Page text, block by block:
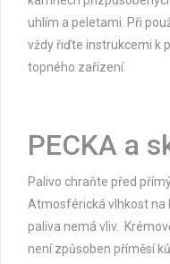
uhlím a peletami. Při
vždy řiďte instrukcemi k
topného zařízení.
PECKA a
Palivo chraňte před
Atmosférická vlhkost na
paliva nemá vliv.
není způsoben příměsí